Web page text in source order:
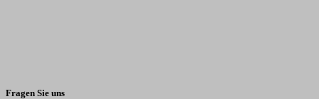
Fragen Sie uns